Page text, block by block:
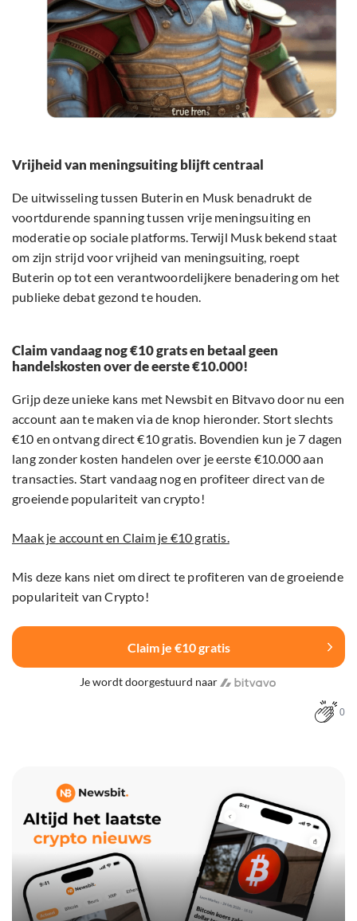
Vrijheid van meningsuiting blijft centraal
De uitwisseling tussen Buterin en Musk benadrukt de
voortdurende spanning tussen vrije meningsuiting en
moderatie op sociale platforms. Terwijl Musk bekend staat
om zijn strijd voor vrijheid van meningsuiting, roept
Buterin op tot een verantwoordelijkere benadering om het
publieke debat gezond te houden.
Claim vandaag nog €10 grats en betaal geen
handelskosten over de eerste €10.000!
Grijp deze unieke kans met Newsbit en Bitvavo door nu een
account aan te maken via de knop hieronder. Stort slechts
€10 en ontvang direct €10 gratis. Bovendien kun je 7 dagen
lang zonder kosten handelen over je eerste €10.000 aan
transacties. Start vandaag nog en profiteer direct van de
groeiende populariteit van crypto!
Maak je account en Claim je €10 gratis.
Mis deze kans niet om direct te profiteren van de groeiende
populariteit van Crypto!
Claim je €10 gratis
Je wordt doorgestuurd naar
0